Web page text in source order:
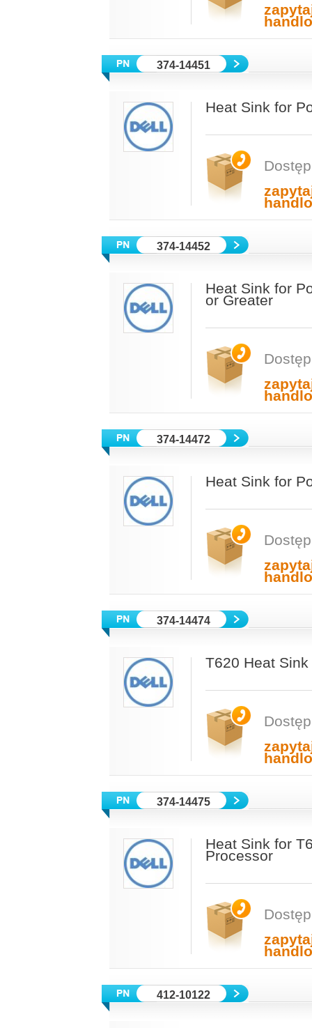
374-14451
Heat Sink for
374-14452
Heat Sink for
or Greater
374-14472
Heat Sink for
374-14474
T620 Heat
374-14475
Heat Sink for
Processor
412-10122